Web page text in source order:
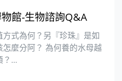
館-生物諮詢Q&A
式為何？另『珍珠』是如
怎麼分阿？ 為何養的水母越
...